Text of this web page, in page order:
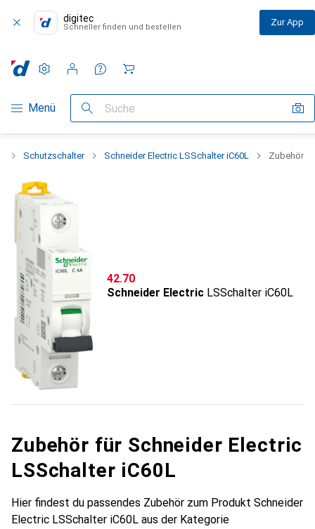
digitec
Schneller finden und bestellen Zur App
Navigation nach Kategorien
Menü Suche
Einstellungen
Kundenkonto
Vergleichslisten
Merklisten
Warenkorb
Schutzschalter Schneider Electric LSSchalter iC60L Zubehör
CHF
42.70
Schneider Electric LSSchalter iC60L
Zubehör für Schneider Electric
LSSchalter iC60L
Hier findest du passendes Zubehör zum Produkt Schneider
Electric LSSchalter iC60L aus der Kategorie